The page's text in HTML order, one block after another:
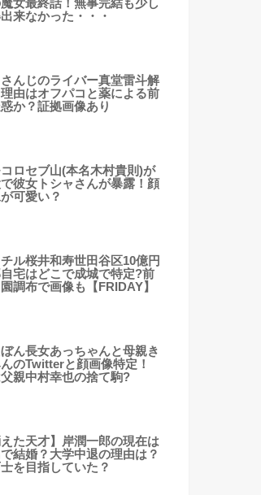
魔女最終話！無事完結も少し
来なかった・・・
んじのライバー真堂雷斗解
由はオフパコと薬による前
か？証拠画像あり
ロセブ山(本名木村貴則)が
彼女トシャさんが暴露！顔
可愛い？
チル桜井和寿世田谷区10億円
宅はどこで成城で特定?前
調布で画像も【FRIDAY】
ん長女あっちゃんと母親き
のTwitterと顔画像特定！
親中村幸也の捨て駒?
えた天才】岸潤一郎の現在は
結婚？大学中退の理由は？
を目指していた？